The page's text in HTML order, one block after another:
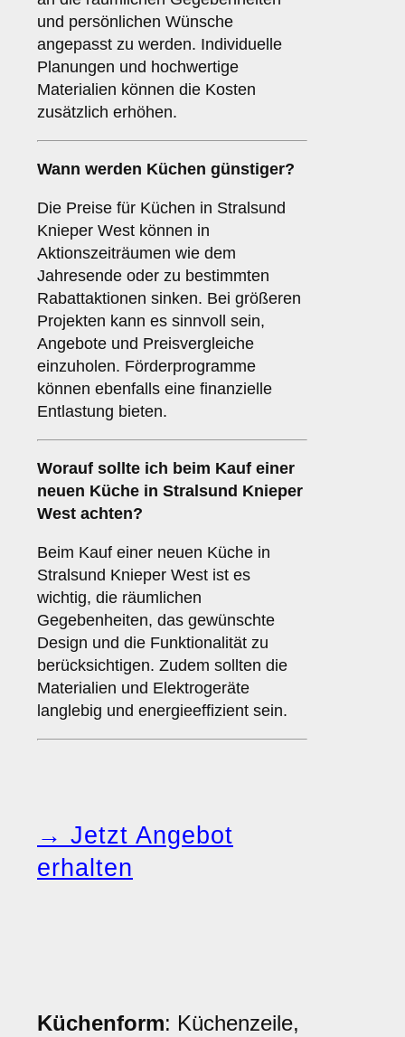
und persönlichen Wünsche
angepasst zu werden. Individuelle
Planungen und hochwertige
Materialien können die Kosten
zusätzlich erhöhen.
Wann werden Küchen günstiger?
Die Preise für Küchen in Stralsund
Knieper West können in
Aktionszeiträumen wie dem
Jahresende oder zu bestimmten
Rabattaktionen sinken. Bei größeren
Projekten kann es sinnvoll sein,
Angebote und Preisvergleiche
einzuholen. Förderprogramme
können ebenfalls eine finanzielle
Entlastung bieten.
Worauf sollte ich beim Kauf einer
neuen Küche in Stralsund Knieper
West achten?
Beim Kauf einer neuen Küche in
Stralsund Knieper West ist es
wichtig, die räumlichen
Gegebenheiten, das gewünschte
Design und die Funktionalität zu
berücksichtigen. Zudem sollten die
Materialien und Elektrogeräte
langlebig und energieeffizient sein.
→ Jetzt Angebot
erhalten
Küchenform: Küchenzeile,